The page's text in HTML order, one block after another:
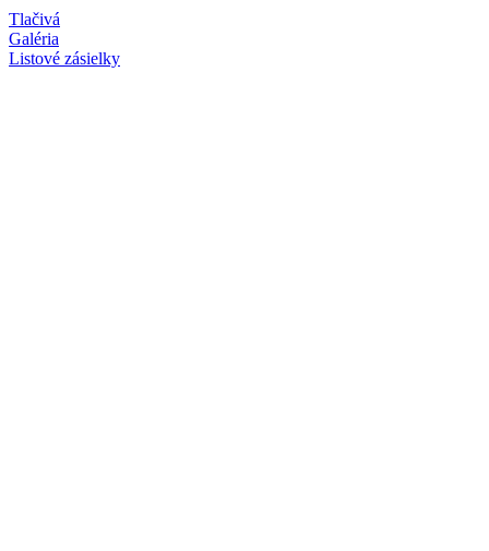
Tlačivá
Galéria
Listové zásielky